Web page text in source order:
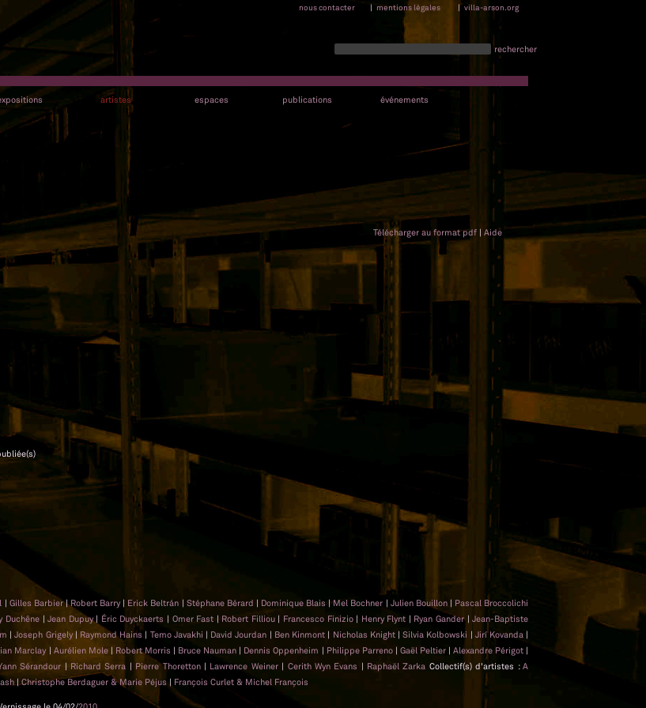
nous contacter | mentions légales | villa-arson.org
rechercher
artistes espaces publications événements
Télécharger au format pdf | Aide
| Gilles Barbier|Robert Barry | Erick Beltrán | Stéphane Bérard | Dominique Blais |Mel Bochner | Julien Bouillon | Pascal Broccolichi
Duchêne |Jean Dupuy| Éric Duyckaerts | Omer Fast | Robert Filliou | Francesco Finizio | Henry Flynt | Ryan Gander |Jean-Baptiste
|Joseph Grigely | Raymond Hains | Temo Javakhi | David Jourdan | Ben Kinmont | Nicholas Knight |Silvia Kolbowski | Jirí Kovanda |
Marclay | Aurélien Mole | Robert Morris | Bruce Nauman | Dennis Oppenheim | Philippe Parreno | Gaël Peltier |Alexandre Périgot |
Sérandour | Richard Serra | Pierre Thoretton | Lawrence Weiner | Cerith Wyn Evans | Raphaël Zarka Collectif(s) d'artistes :A
|Christophe Berdaguer & Marie Péjus| François Curlet & Michel François